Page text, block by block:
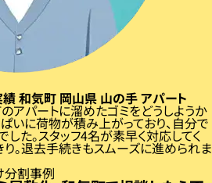
績和気町 岡山県 山の手アパート
アパートに溜めたゴミをどうしようか
いに荷物が積み上がっており、自分で
た。スタッフ4名が素早く対応してく
。退去手続きもスムーズに進められま
分割事例